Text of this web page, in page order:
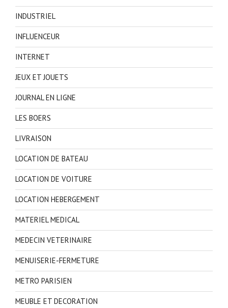
INDUSTRIEL
INFLUENCEUR
INTERNET
JEUX ET JOUETS
JOURNAL EN LIGNE
LES BOERS
LIVRAISON
LOCATION DE BATEAU
LOCATION DE VOITURE
LOCATION HEBERGEMENT
MATERIEL MEDICAL
MEDECIN VETERINAIRE
MENUISERIE-FERMETURE
METRO PARISIEN
MEUBLE ET DECORATION